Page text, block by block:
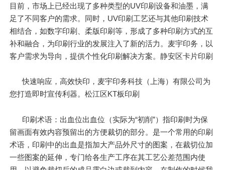
目前，市场上已经出现了多种类型的UV印刷设备和油墨，满
足了不同客户的需求。同时，UV印刷工艺还与其他印刷技术
相结合，如数字印刷、柔版印刷等，形成了多种印刷方式的互
补和融合，为印刷行业的发展注入了新的活力。麦宇印务，以
客户需求为导向，提供个性化印刷解决方案。静安区卡片印刷
快速响应，高效快印，麦宇印务科技（上海）有限公司为
您打造即时宣传利器。松江区KT板印刷
印刷术语：出血位出血位（实际为“初削”）指印刷时为保
留画面有效内容预留出的方便裁切的部分。是一个常用的印刷
术语，印刷中的出血是指加大产品外尺寸的图案，在裁切位加
一些图案的延伸，专门给各生产工序在其工艺公差范围内使